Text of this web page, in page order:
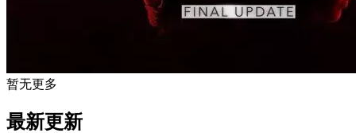
暂无更多
最新更新